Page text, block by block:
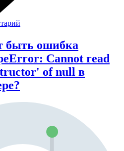
быть ошибка
Cannot read
of null в